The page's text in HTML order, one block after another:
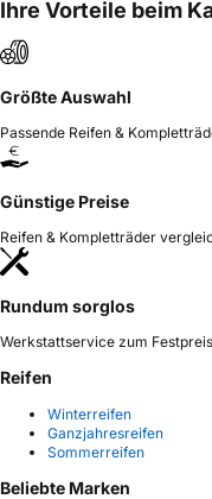
Ihre Vorteile beim
Größte Auswahl
Passende Reifen &
Günstige Preise
Reifen & Kompletträder
Rundum sorglos
Werkstattservice zum
Reifen
Winterreifen
Ganzjahresreifen
Sommerreifen
Beliebte Marken